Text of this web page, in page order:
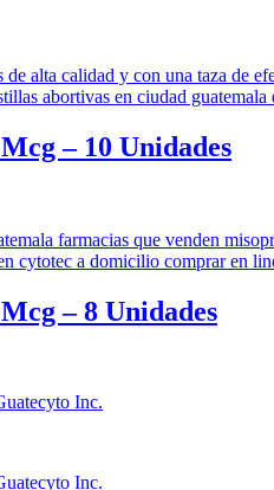
– 10 Unidades
– 8 Unidades
Inc.
Inc.